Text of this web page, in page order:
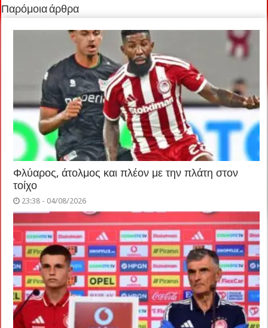
Παρόμοια άρθρα
Φλύαρος, άτολμος και πλέον με την πλάτη στον
τοίχο
23:38 - 04/08/2026